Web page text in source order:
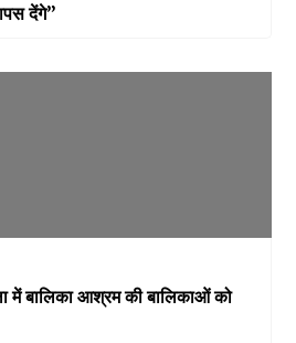
देंगे”
में बालिका आश्रम की बालिकाओं को